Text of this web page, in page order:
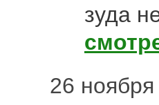
зуда
26